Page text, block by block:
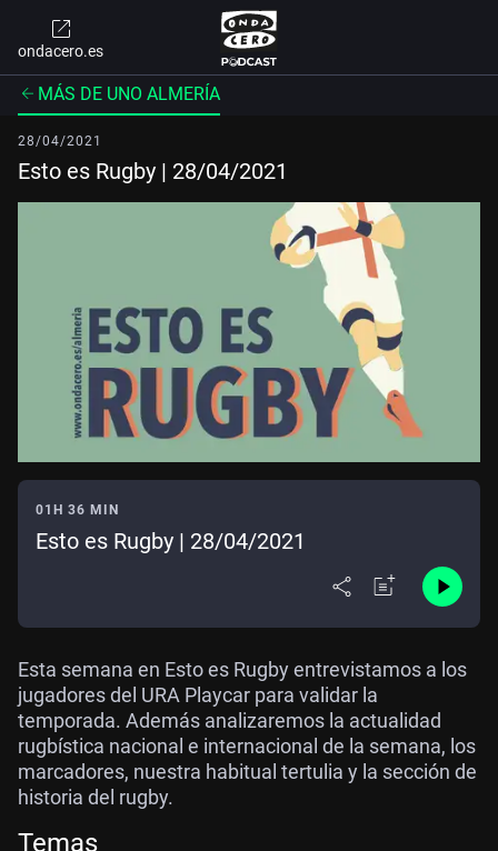
ondacero.es
MÁS DE UNO ALMERÍA
28/04/2021
Esto es Rugby | 28/04/2021
01H 36 MIN
Esto es Rugby | 28/04/2021
Esta semana en Esto es Rugby entrevistamos a los
jugadores del URA Playcar para validar la
temporada. Además analizaremos la actualidad
rugbística nacional e internacional de la semana, los
marcadores, nuestra habitual tertulia y la sección de
historia del rugby.
Temas